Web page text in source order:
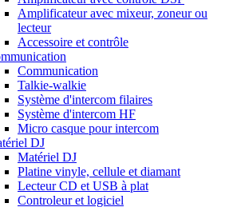
Amplificateur avec mixeur, zoneur ou
lecteur
Accessoire et contrôle
Communication
Talkie-walkie
Système d'intercom filaires
Système d'intercom HF
Micro casque pour intercom
DJ
Matériel DJ
Platine vinyle, cellule et diamant
Lecteur CD et USB à plat
Controleur et logiciel